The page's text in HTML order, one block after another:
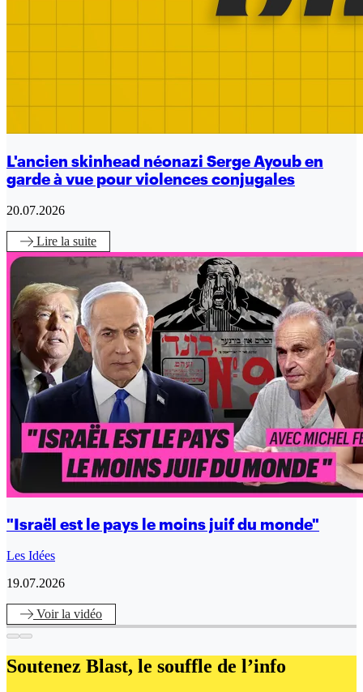
L'ancien skinhead néonazi Serge Ayoub en
garde à vue pour violences conjugales
20.07.2026
Lire la suite
"Israël est le pays le moins juif du monde"
Les Idées
19.07.2026
Voirla vidéo
Soutenez Blast, le souffle de l’info